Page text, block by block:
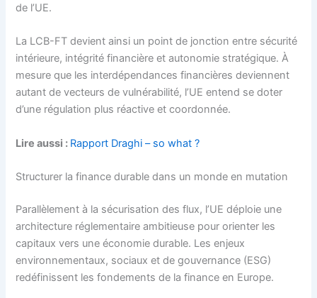
de l’UE.
La LCB-FT devient ainsi un point de jonction entre sécurité
intérieure, intégrité financière et autonomie stratégique. À
mesure que les interdépendances financières deviennent
autant de vecteurs de vulnérabilité, l’UE entend se doter
d’une régulation plus réactive et coordonnée.
Lire aussi : Rapport Draghi – so what ?
Structurer la finance durable dans un monde en mutation
Parallèlement à la sécurisation des flux, l’UE déploie une
architecture réglementaire ambitieuse pour orienter les
capitaux vers une économie durable. Les enjeux
environnementaux, sociaux et de gouvernance (ESG)
redéfinissent les fondements de la finance en Europe.